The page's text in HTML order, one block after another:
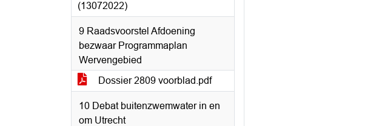
(13072022)
9 Raadsvoorstel Afdoening
bezwaar Programmaplan
Wervengebied
Dossier 2809 voorblad.pdf
10 Debat buitenzwemwater in en
om Utrecht